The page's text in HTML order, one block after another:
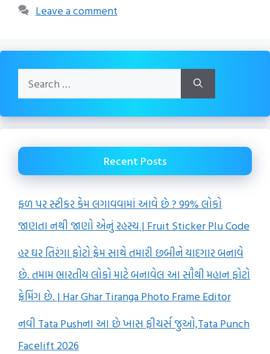
Leave a comment
Search
for:
Recent Posts
ફળ પર સ્ટીકર કેમ લગાવવામાં આવે છે ? 99% લોકો
જાણતા નથી જાણો એનું રહસ્ય | Fruit Sticker Plu Code
હર ઘર તિરંગા ફોટો ફ્રેમ સાથે તમારી છબીને યાદગાર બનાવે
છે. તમામ ભારતીય લોકો માટે બનાવેલ આ સૌથી મહાન ફોટો
ફ્રેમિંગ છે. | Har Ghar Tiranga Photo Frame Editor
નવી Tata Pushના આ છે ખાસ ફીચર્સ જુઓ,Tata Punch
Facelift 2026